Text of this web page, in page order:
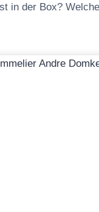
in der Box?